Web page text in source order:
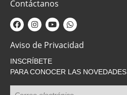
Contáctanos
Aviso de Privacidad
INSCRÍBETE
PARA CONOCER LAS NOVEDADES